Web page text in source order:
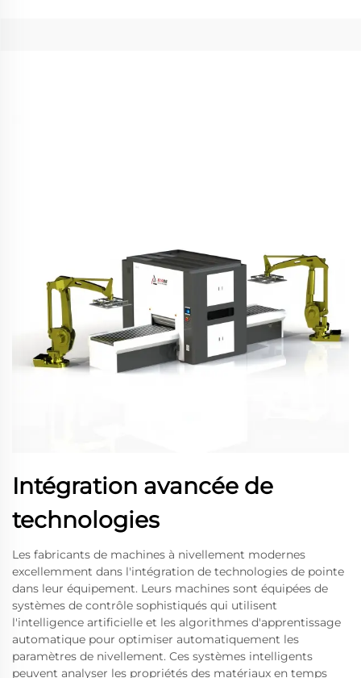
Intégration avancée de
technologies
Les fabricants de machines à nivellement modernes
excellemment dans l'intégration de technologies de pointe
dans leur équipement. Leurs machines sont équipées de
systèmes de contrôle sophistiqués qui utilisent
l'intelligence artificielle et les algorithmes d'apprentissage
automatique pour optimiser automatiquement les
paramètres de nivellement. Ces systèmes intelligents
peuvent analyser les propriétés des matériaux en temps